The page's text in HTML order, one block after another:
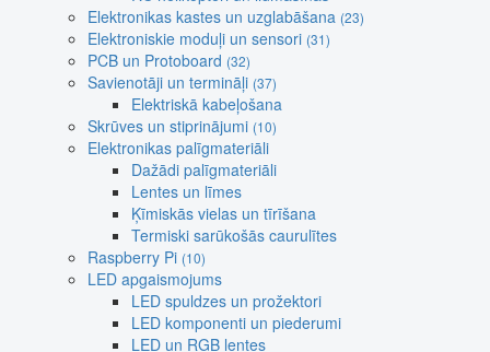
Elektronikas kastes un uzglabāšana (23)
Elektroniskie moduļi un sensori (31)
PCB un Protoboard (32)
Savienotāji un termināļi (37)
Elektriskā kabeļošana
Skrūves un stiprinājumi (10)
Elektronikas palīgmateriāli
Dažādi palīgmateriāli
Lentes un līmes
Ķīmiskās vielas un tīrīšana
Termiski sarūkošās caurulītes
Raspberry Pi (10)
LED apgaismojums
LED spuldzes un prožektori
LED komponenti un piederumi
LED un RGB lentes